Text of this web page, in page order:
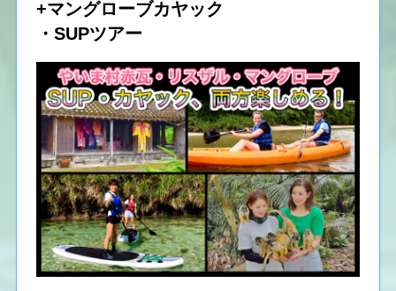
+マングローブカヤック
・SUPツアー